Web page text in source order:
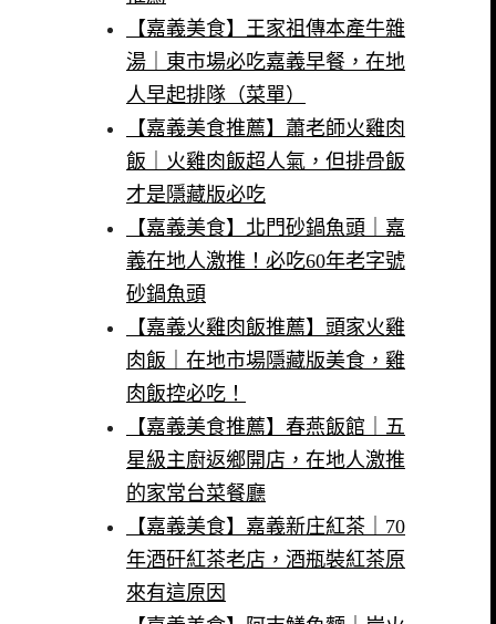
【嘉義美食】王家祖傳本產牛雜
湯｜東市場必吃嘉義早餐，在地
人早起排隊（菜單）
【嘉義美食推薦】蕭老師火雞肉
飯｜火雞肉飯超人氣，但排骨飯
才是隱藏版必吃
【嘉義美食】北門砂鍋魚頭｜嘉
義在地人激推！必吃60年老字號
砂鍋魚頭
【嘉義火雞肉飯推薦】頭家火雞
肉飯｜在地市場隱藏版美食，雞
肉飯控必吃！
【嘉義美食推薦】春燕飯館｜五
星級主廚返鄉開店，在地人激推
的家常台菜餐廳
【嘉義美食】嘉義新庄紅茶｜70
年酒矸紅茶老店，酒瓶裝紅茶原
來有這原因